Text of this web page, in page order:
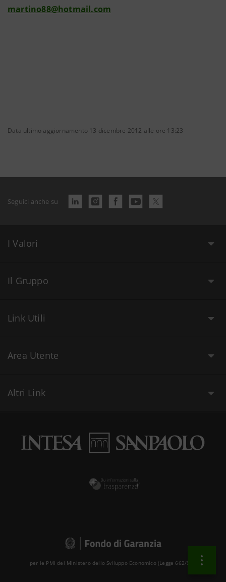
martino88@hotmail.com
Data ultimo aggiornamento 13 dicembre 2012 alle ore 13:23
Seguici anche su
I Valori
Il Gruppo
Link Utili
Area Utente
Altri Link
per le PMI del Ministero dello Sviluppo Economico (Legge 662/96 )